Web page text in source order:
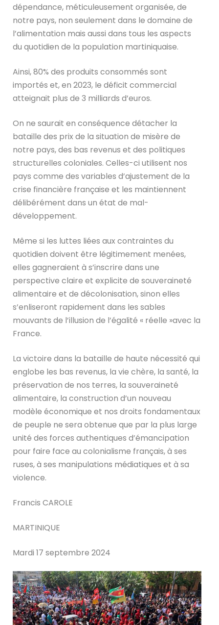
dépendance, méticuleusement organisée, de
notre pays, non seulement dans le domaine de
l’alimentation mais aussi dans tous les aspects
du quotidien de la population martiniquaise.
Ainsi, 80% des produits consommés sont
importés et, en 2023, le déficit commercial
atteignait plus de 3 milliards d’euros.
On ne saurait en conséquence détacher la
bataille des prix de la situation de misère de
notre pays, des bas revenus et des politiques
structurelles coloniales. Celles-ci utilisent nos
pays comme des variables d’ajustement de la
crise financière française et les maintiennent
délibérément dans un état de mal-
développement.
Même si les luttes liées aux contraintes du
quotidien doivent être légitimement menées,
elles gagneraient à s’inscrire dans une
perspective claire et explicite de souveraineté
alimentaire et de décolonisation, sinon elles
s’enliseront rapidement dans les sables
mouvants de l’illusion de l’égalité « réelle »avec la
France.
La victoire dans la bataille de haute nécessité qui
englobe les bas revenus, la vie chère, la santé, la
préservation de nos terres, la souveraineté
alimentaire, la construction d’un nouveau
modèle économique et nos droits fondamentaux
de peuple ne sera obtenue que par la plus large
unité des forces authentiques d’émancipation
pour faire face au colonialisme français, à ses
ruses, à ses manipulations médiatiques et à sa
violence.
Francis CAROLE
MARTINIQUE
Mardi 17 septembre 2024